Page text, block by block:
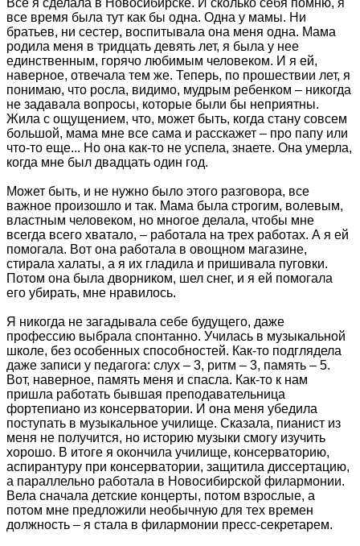
Все я сделала в Новосибирске. И сколько себя помню, я
все время была тут как бы одна. Одна у мамы. Ни
братьев, ни сестер, воспитывала она меня одна. Мама
родила меня в тридцать девять лет, я была у нее
единственным, горячо любимым человеком. И я ей,
наверное, отвечала тем же. Теперь, по прошествии лет, я
понимаю, что росла, видимо, мудрым ребенком – никогда
не задавала вопросы, которые были бы неприятны.
Жила с ощущением, что, может быть, когда стану совсем
большой, мама мне все сама и расскажет – про папу или
что-то еще... Но она как-то не успела, знаете. Она умерла,
когда мне был двадцать один год.
Может быть, и не нужно было этого разговора, все
важное произошло и так. Мама была строгим, волевым,
властным человеком, но многое делала, чтобы мне
всегда всего хватало, – работала на трех работах. А я ей
помогала. Вот она работала в овощном магазине,
стирала халаты, а я их гладила и пришивала пуговки.
Потом она была дворником, шел снег, и я ей помогала
его убирать, мне нравилось.
Я никогда не загадывала себе будущего, даже
профессию выбрала спонтанно. Училась в музыкальной
школе, без особенных способностей. Как-то подглядела
даже записи у педагога: слух – 3, ритм – 3, память – 5.
Вот, наверное, память меня и спасла. Как-то к нам
пришла работать бывшая преподавательница
фортепиано из консерватории. И она меня убедила
поступать в музыкальное училище. Сказала, пианист из
меня не получится, но историю музыки смогу изучить
хорошо. В итоге я окончила училище, консерваторию,
аспирантуру при консерватории, защитила диссертацию,
а параллельно работала в Новосибирской филармонии.
Вела сначала детские концерты, потом взрослые, а
потом мне предложили необычную для тех времен
должность – я стала в филармонии пресс-секретарем.